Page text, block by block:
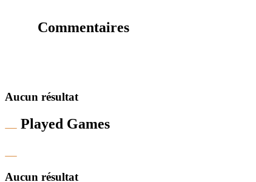
Commentaires
Aucun résultat
Played Games
Aucun résultat